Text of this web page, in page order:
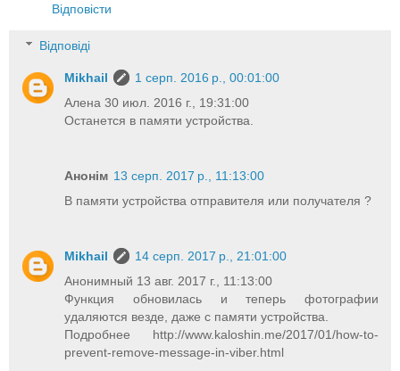
Відповісти
Відповіді
Mikhail
1 серп. 2016 р., 00:01:00
Алена 30 июл. 2016 г., 19:31:00
Останется в памяти устройства.
Анонім 13 серп. 2017 р., 11:13:00
В памяти устройства отправителя или получателя ?
Mikhail
14 серп. 2017 р., 21:01:00
Анонимный 13 авг. 2017 г., 11:13:00
Функция обновилась и теперь фотографии
удаляются везде, даже с памяти устройства.
Подробнее http://www.kaloshin.me/2017/01/how-to-
prevent-remove-message-in-viber.html